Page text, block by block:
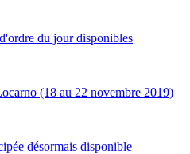
du jour disponibles
(18 au 22 novembre 2019)
désormais disponible